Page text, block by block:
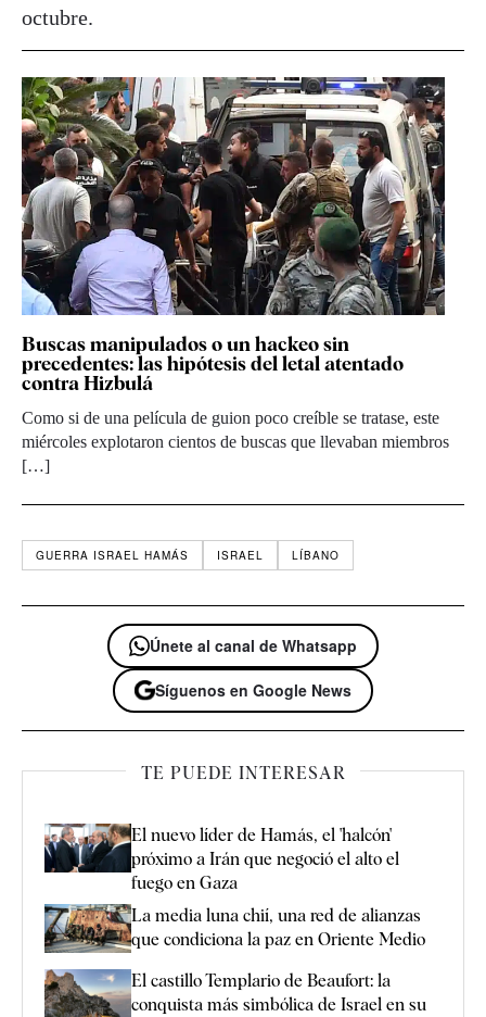
octubre.
Buscas manipulados o un hackeo sin
precedentes: las hipótesis del letal atentado
contra Hizbulá
Como si de una película de guion poco creíble se tratase, este
miércoles explotaron cientos de buscas que llevaban miembros
[…]
GUERRA ISRAEL HAMÁS ISRAEL LÍBANO
Únete al canal de Whatsapp
Síguenos en Google News
TE PUEDE INTERESAR
El nuevo líder de Hamás, el 'halcón'
próximo a Irán que negoció el alto el
fuego en Gaza
La media luna chií, una red de alianzas
que condiciona la paz en Oriente Medio
El castillo Templario de Beaufort: la
conquista más simbólica de Israel en su